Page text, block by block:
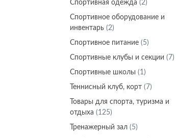
Спортивная одежда (2)
Спортивное оборудование и
инвентарь (2)
Спортивное питание (5)
Спортивные клубы и секции (7)
Спортивные школы (1)
Теннисный клуб, корт (7)
Товары для спорта, туризма и
отдыха (125)
Тренажерный зал (5)